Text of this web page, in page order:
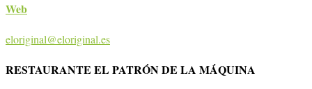
Web
eloriginal@eloriginal.es
RESTAURANTE EL PATRÓN DE LA MÁQUINA